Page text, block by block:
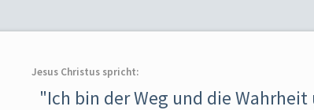
Jesus Christus spricht:
"Ich bin der Weg und die